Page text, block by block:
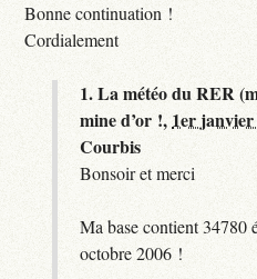
Bonne continuation !
Cordialement
1.La météo du RER
mine d’or !, 1er janvier
Courbis
Bonsoir et merci
Ma base contient 34780
octobre 2006 !